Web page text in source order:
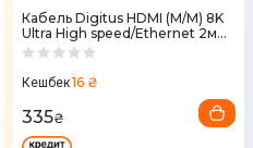
Кабель Digitus HDMI (M/M) 8K
Ultra High speed/Ethernet 2м
чорний
Кешбек16 ₴
335₴